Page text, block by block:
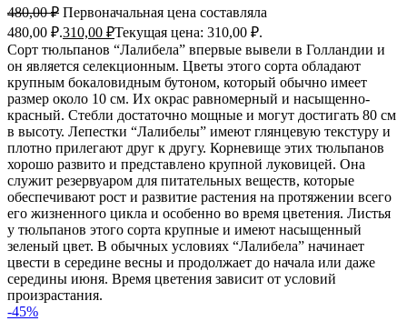
480,00₽ Первоначальная цена составляла
480,00 ₽.310,00 ₽Текущая цена: 310,00 ₽.
Сорт тюльпанов “Лалибела” впервые вывели в Голландии и
он является селекционным. Цветы этого сорта обладают
крупным бокаловидным бутоном, который обычно имеет
размер около 10 см. Их окрас равномерный и насыщенно-
красный. Стебли достаточно мощные и могут достигать 80 см
в высоту. Лепестки “Лалибелы” имеют глянцевую текстуру и
плотно прилегают друг к другу. Корневище этих тюльпанов
хорошо развито и представлено крупной луковицей. Она
служит резервуаром для питательных веществ, которые
обеспечивают рост и развитие растения на протяжении всего
его жизненного цикла и особенно во время цветения. Листья
у тюльпанов этого сорта крупные и имеют насыщенный
зеленый цвет. В обычных условиях “Лалибела” начинает
цвести в середине весны и продолжает до начала или даже
середины июня. Время цветения зависит от условий
произрастания.
-45%